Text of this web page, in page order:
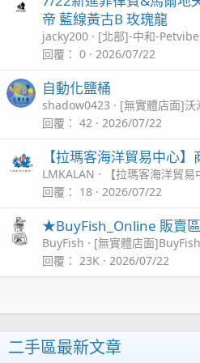
帝 藍線黃古B 玫瑰龍
jacky200
[北部]-中和-
回覆
0 2026/07/22
自動化鹽桶
shadow0423
[無實體店面]沃
回覆
42 2026/07/22
【拉瑪客海洋貿易中心
LMKALAN
【拉瑪客海洋貿易
回覆
18 2026/07/22
★BuyFish_Online 販賣
BuyFish
[無實體店面
回覆
23K 2026/07/22
二手區最新文章